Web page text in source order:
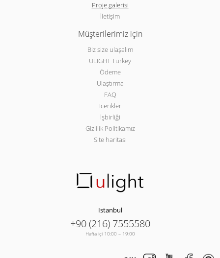
Proje galerisi
İletişim
Müşterilerimiz için
Biz size ulaşalım
ULIGHT Turkey
Ödeme
Ulaştırma
FAQ
Icerikler
İşbirliği
Gizlilik Politikamız
Site haritası
Istanbul
+90 (216) 7555580
Hafta içi 10:00 – 19:00